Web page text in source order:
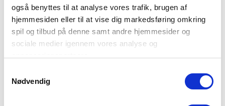
også benyttes til at analyse vores trafik, brugen af
hjemmesiden eller til at vise dig markedsføring omkring
spil og tilbud på denne samt andre hjemmesider og
sociale medier igennem vores analyse og
Du kan læse mere om vores brug af cookies under
"Detaljer" eller ved at klikke videre til vores Cookiepolitik,
Nødvendig